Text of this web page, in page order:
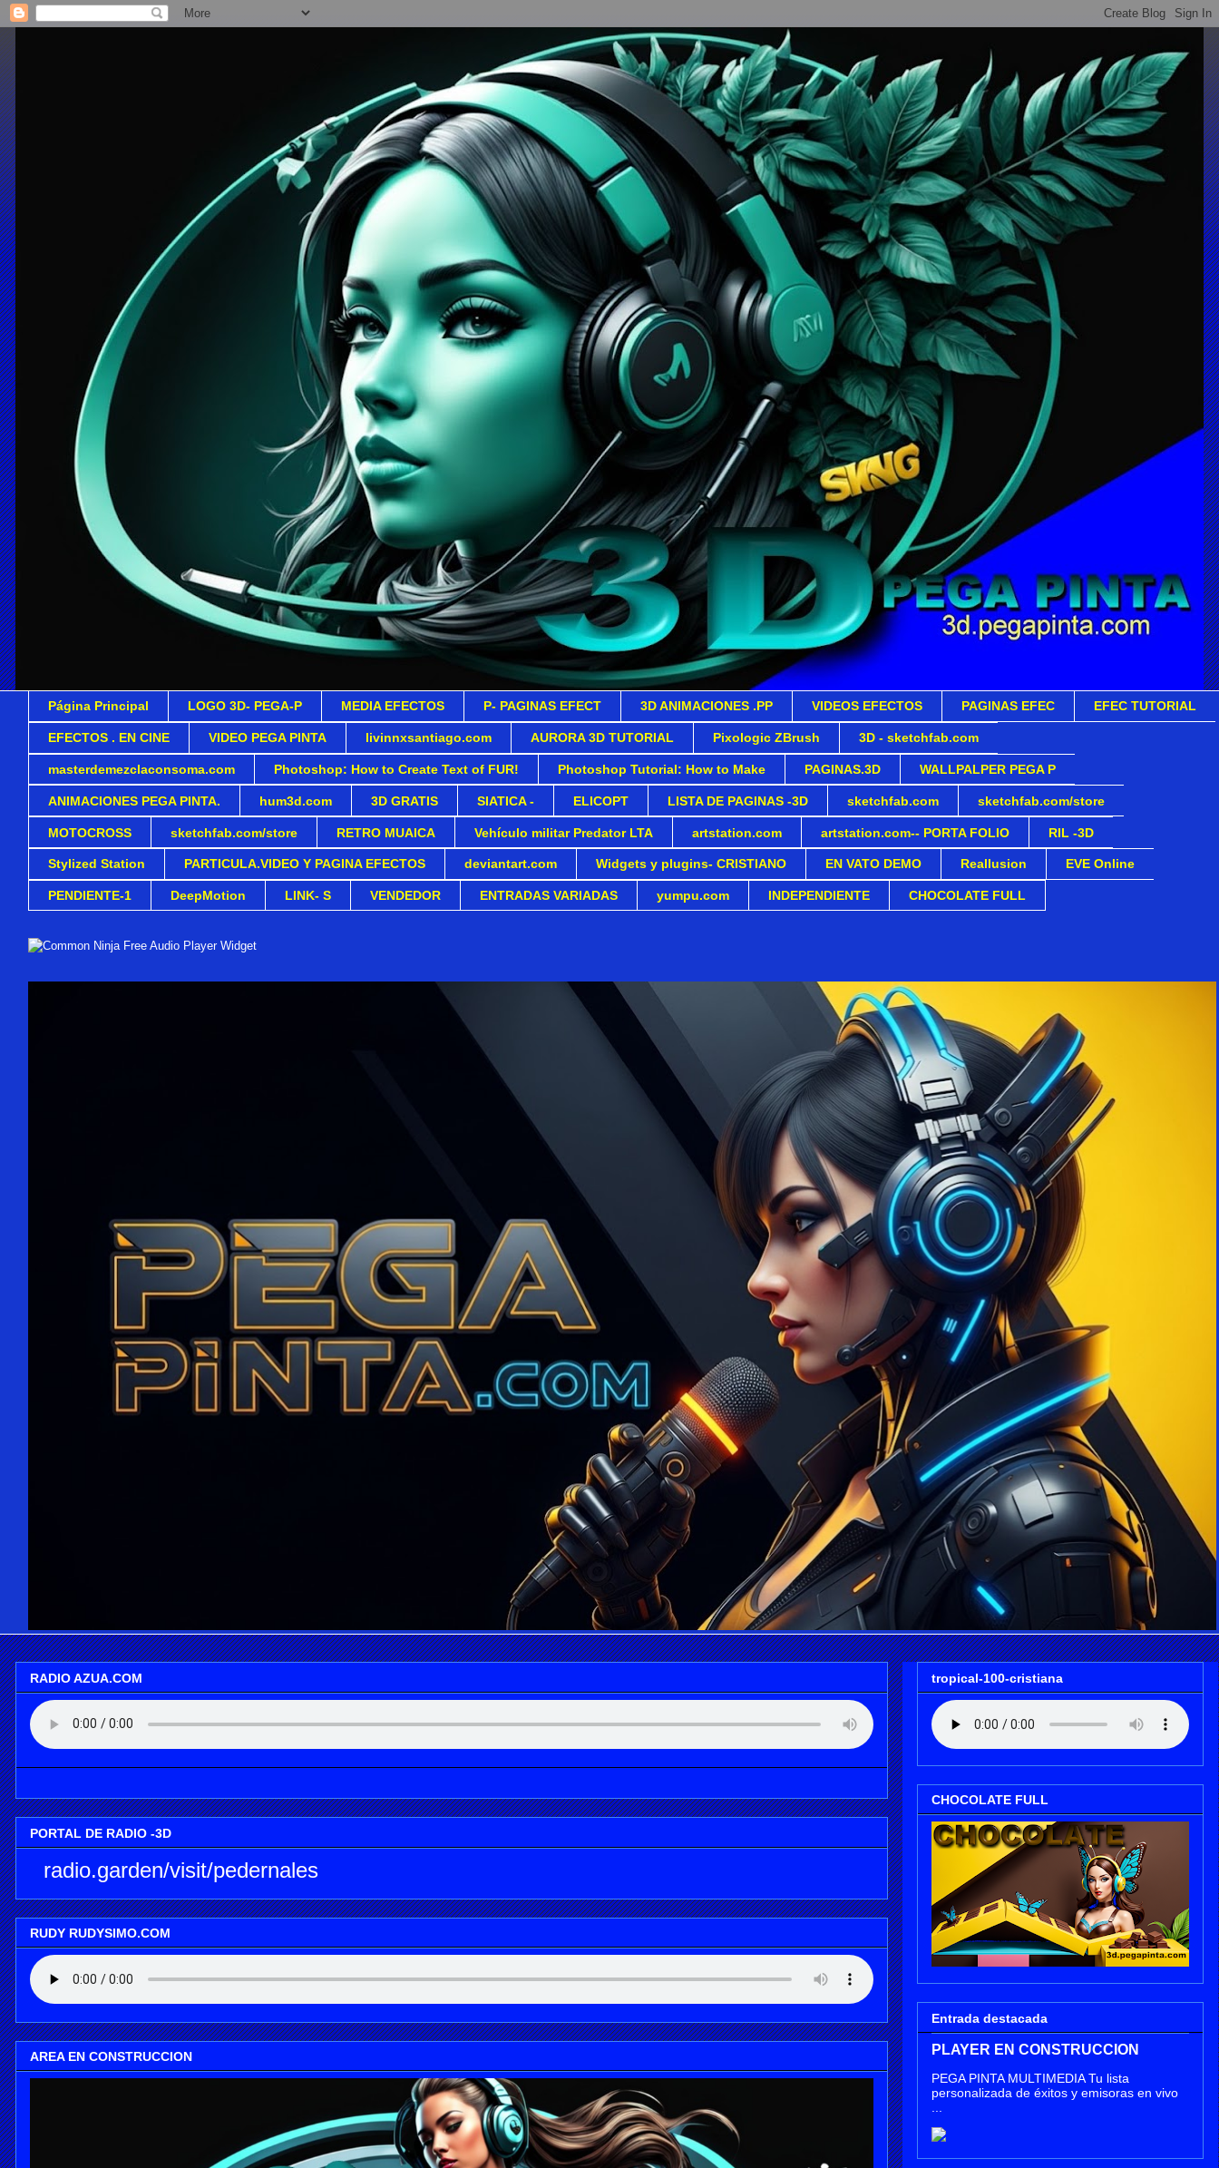
Página Principal LOGO 3D- PEGA-P MEDIA EFECTOS P- PAGINAS EFECT 3D ANIMACIONES .PP VIDEOS EFECTOS PAGINAS EFEC EFEC TUTORIAL
EFECTOS . EN CINE VIDEO PEGA PINTA livinnxsantiago.com AURORA 3D TUTORIAL Pixologic ZBrush 3D - sketchfab.com
masterdemezclaconsoma.com Photoshop: How to Create Text of FUR! Photoshop Tutorial: How to Make PAGINAS.3D WALLPALPER PEGA P
ANIMACIONES PEGA PINTA. hum3d.com 3D GRATIS SIATICA - ELICOPT LISTA DE PAGINAS -3D sketchfab.com sketchfab.com/store
MOTOCROSS sketchfab.com/store RETRO MUAICA Vehículo militar Predator LTA artstation.com artstation.com-- PORTA FOLIO RIL -3D
Stylized Station PARTICULA.VIDEO Y PAGINA EFECTOS deviantart.com Widgets y plugins- CRISTIANO EN VATO DEMO Reallusion EVE Online
PENDIENTE-1 DeepMotion LINK- S VENDEDOR ENTRADAS VARIADAS yumpu.com INDEPENDIENTE CHOCOLATE FULL
Free Audio Player Widget
RADIO AZUA.COM
PORTAL DE RADIO -3D
radio.garden/visit/pedernales
RUDY RUDYSIMO.COM
AREA EN CONSTRUCCION
tropical-100-cristiana
CHOCOLATE FULL
Entrada destacada
PLAYER EN CONSTRUCCION
PEGA PINTA MULTIMEDIA Tu lista
personalizada de éxitos y emisoras en vivo